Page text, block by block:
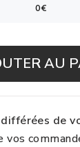
AU
de
vos